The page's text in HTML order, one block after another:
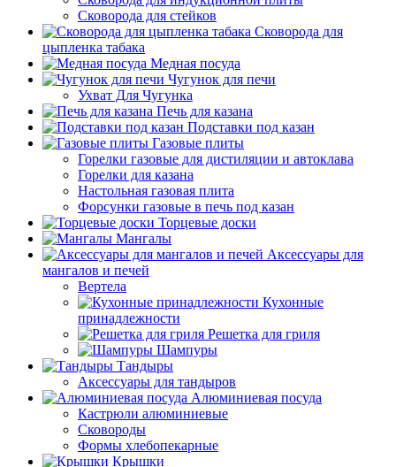
Сковорода для стейков
Сковорода для
цыпленка табака
Медная посуда
Чугунок для печи
Ухват Для Чугунка
Печь для казана
Подставки под казан
Газовые плиты
Горелки газовые для дистиляции и автоклава
Горелки для казана
Настольная газовая плита
Форсунки газовые в печь под казан
Торцевые доски
Мангалы
Аксессуары для
мангалов и печей
Вертела
Кухонные
принадлежности
Решетка для гриля
Шампуры
Тандыры
Аксессуары для тандыров
Алюминиевая посуда
Кастрюли алюминиевые
Сковороды
Формы хлебопекарные
Крышки